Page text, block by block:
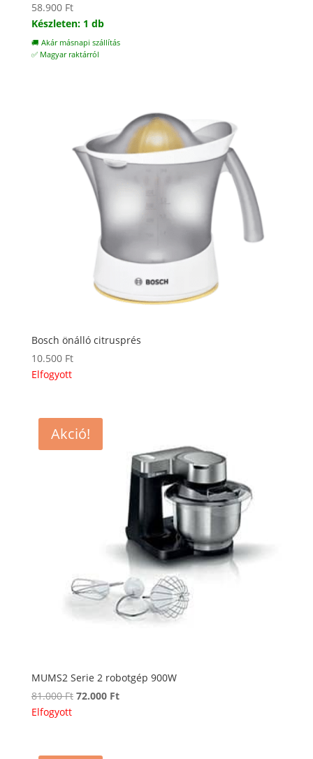
58.900 Ft
Készleten: 1 db
🚚 Akár másnapi szállítás
✅ Magyar raktárról
Bosch önálló citrusprés
10.500 Ft
Elfogyott
Akció!
MUMS2 Serie 2 robotgép 900W
81.000Ft Original
72.000 FtCurrent
Elfogyott